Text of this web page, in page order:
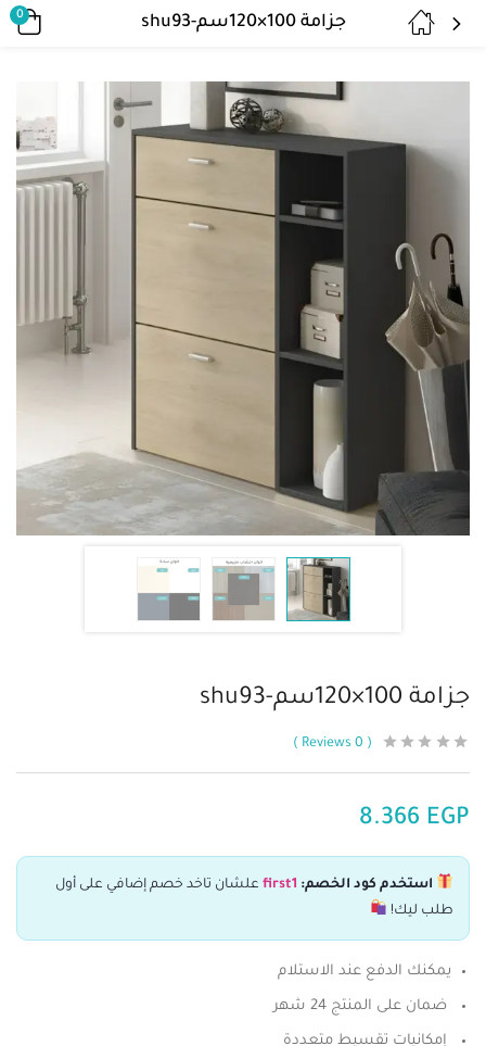
جزامة 100×120سم-shu93 0
جزامة 100×120سم-shu93
0
8.366 EGP
استخدم كود الخصم: first1علشان تاخد خصم إضافي على أول
طلب ليك!
يمكنك الدفع عند الاستلام
ضمان على المنتج 24 شهر
إمكانيات تقسيط متعددة